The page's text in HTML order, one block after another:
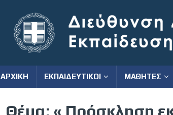
ΑΡΧΙΚΗ ΕΚΠΑΙΔΕΥΤΙΚΟΙ ΜΑΘΗΤΕΣ
Θέμα: « Πρόσκληση